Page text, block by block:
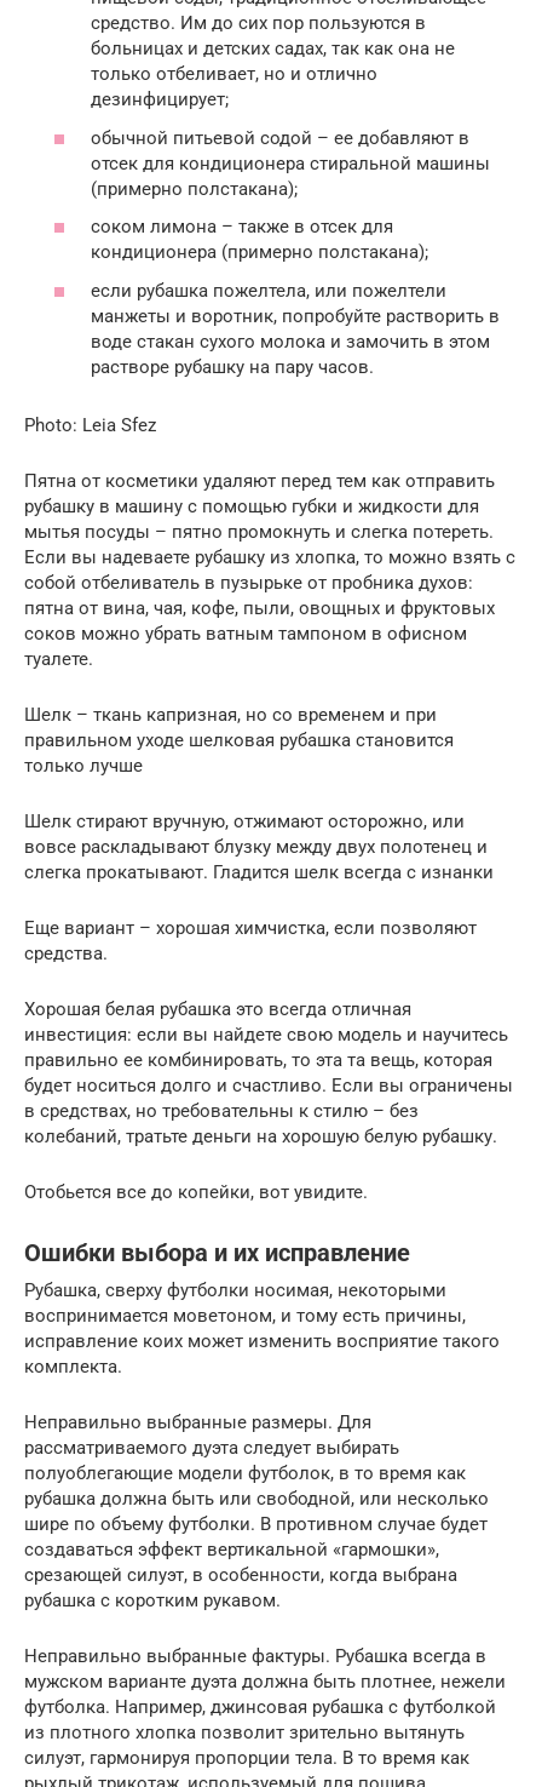
средство. Им до сих пор пользуются в
больницах и детских садах, так как она не
только отбеливает, но и отлично
дезинфицирует;
обычной питьевой содой – ее добавляют в
отсек для кондиционера стиральной машины
(примерно полстакана);
соком лимона – также в отсек для
кондиционера (примерно полстакана);
если рубашка пожелтела, или пожелтели
манжеты и воротник, попробуйте растворить в
воде стакан сухого молока и замочить в этом
растворе рубашку на пару часов.
Photo: Leia Sfez
Пятна от косметики удаляют перед тем как отправить
рубашку в машину с помощью губки и жидкости для
мытья посуды – пятно промокнуть и слегка потереть.
Если вы надеваете рубашку из хлопка, то можно взять с
собой отбеливатель в пузырьке от пробника духов:
пятна от вина, чая, кофе, пыли, овощных и фруктовых
соков можно убрать ватным тампоном в офисном
туалете.
Шелк – ткань капризная, но со временем и при
правильном уходе шелковая рубашка становится
только лучше
Шелк стирают вручную, отжимают осторожно, или
вовсе раскладывают блузку между двух полотенец и
слегка прокатывают. Гладится шелк всегда с изнанки
Еще вариант – хорошая химчистка, если позволяют
средства.
Хорошая белая рубашка это всегда отличная
инвестиция: если вы найдете свою модель и научитесь
правильно ее комбинировать, то эта та вещь, которая
будет носиться долго и счастливо. Если вы ограничены
в средствах, но требовательны к стилю – без
колебаний, тратьте деньги на хорошую белую рубашку.
Отобьется все до копейки, вот увидите.
Ошибки выбора и их исправление
Рубашка, сверху футболки носимая, некоторыми
воспринимается моветоном, и тому есть причины,
исправление коих может изменить восприятие такого
комплекта.
Неправильно выбранные размеры. Для
рассматриваемого дуэта следует выбирать
полуоблегающие модели футболок, в то время как
рубашка должна быть или свободной, или несколько
шире по объему футболки. В противном случае будет
создаваться эффект вертикальной «гармошки»,
срезающей силуэт, в особенности, когда выбрана
рубашка с коротким рукавом.
Неправильно выбранные фактуры. Рубашка всегда в
мужском варианте дуэта должна быть плотнее, нежели
футболка. Например, джинсовая рубашка с футболкой
из плотного хлопка позволит зрительно вытянуть
силуэт, гармонируя пропорции тела. В то время как